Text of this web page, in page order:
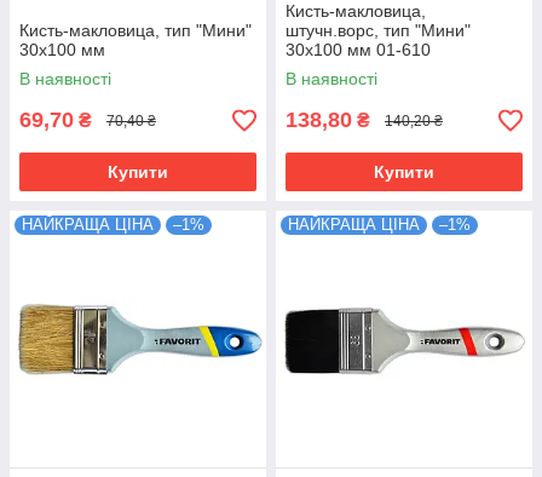
Кисть-макловица, тип "Мини"
30х100 мм
В наявності
69,70 ₴ 70,40 ₴
Купити
Кисть-макловица,
штучн.ворс, тип "Мини"
30х100 мм 01-610
В наявності
138,80 ₴ 140,20 ₴
Купити
НАЙКРАЩА ЦІНА –1% НАЙКРАЩА ЦІНА –1%